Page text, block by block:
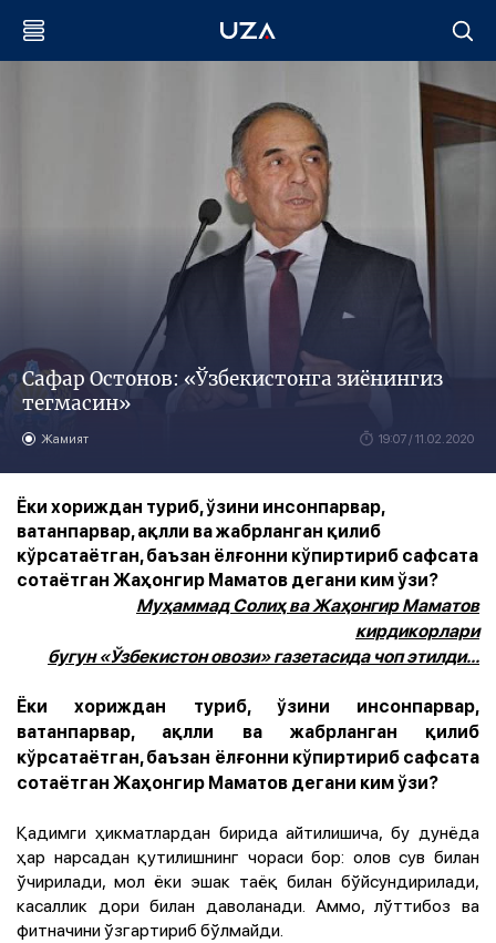
Сафар Остонов: «Ўзбекистонга зиёнингиз
тегмасин»
Жамият 19:07 / 11.02.2020
Ёки хориждан туриб, ўзини инсонпарвар,
ватанпарвар, ақлли ва жабрланган қилиб
кўрсатаётган, баъзан ёлғонни кўпиртириб сафсата
сотаётган Жаҳонгир Маматов дегани ким ўзи?
Муҳаммад Солиҳ ва Жаҳонгир Маматов
кирдикорлари
бугун «Ўзбекистон овози» газетасида чоп этилди...
Ёки хориждан туриб, ўзини инсонпарвар,
ватанпарвар, ақлли ва жабрланган қилиб
кўрсатаётган, баъзан ёлғонни кўпиртириб сафсата
сотаётган Жаҳонгир Маматов дегани ким ўзи?
Қадимги ҳикматлардан бирида айтилишича, бу дунёда
ҳар нарсадан қутилишнинг чораси бор: олов сув билан
ўчирилади, мол ёки эшак таёқ билан бўйсундирилади,
касаллик дори билан даволанади. Аммо, лўттибоз ва
фитначини ўзгартириб бўлмайди.